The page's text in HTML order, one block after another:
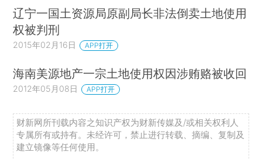
辽宁一国土资源局原副局长非法倒卖土地使用
权被判刑
2015年02月16日 APP打开
海南美源地产一宗土地使用权因涉贿赂被收回
2012年05月08日 APP打开
财新网所刊载内容之知识产权为财新传媒及/或相关权利人
专属所有或持有。未经许可，禁止进行转载、摘编、复制及
建立镜像等任何使用。